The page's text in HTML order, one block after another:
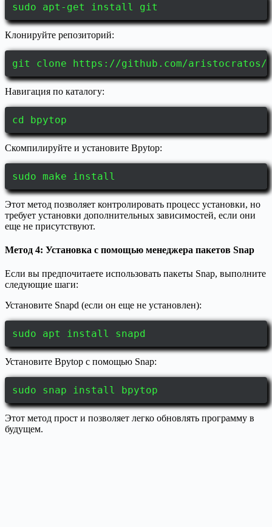
sudo apt-get install git
Клонируйте репозиторий:
git clone https://github.com/aristocratos/
Навигация по каталогу:
cd bpytop
Скомпилируйте и установите Bpytop:
sudo make install
Этот метод позволяет контролировать процесс установки, но
требует установки дополнительных зависимостей, если они
еще не присутствуют.
Метод 4: Установка с помощью менеджера пакетов Snap
Если вы предпочитаете использовать пакеты Snap, выполните
следующие шаги:
Установите Snapd (если он еще не установлен):
sudo apt install snapd
Установите Bpytop с помощью Snap:
sudo snap install bpytop
Этот метод прост и позволяет легко обновлять программу в
будущем.